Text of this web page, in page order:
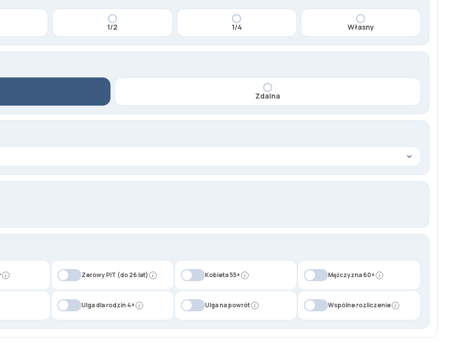
1/2 1/4 Własny
Zdalna
i Zerowy PIT (do 26 lat) i Kobieta 55+ i Mężczyzna 60+ i
Ulga dla rodzin 4+ i Ulga na powrót i Wspólne rozliczenie i